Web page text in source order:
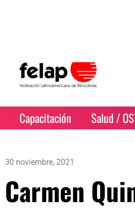
Capacitación Salud /
30 noviembre, 2021
Carmen